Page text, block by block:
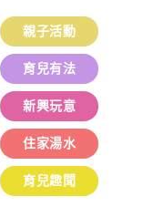
親子活動
育兒有法
新興玩意
住家湯水
育兒趣聞